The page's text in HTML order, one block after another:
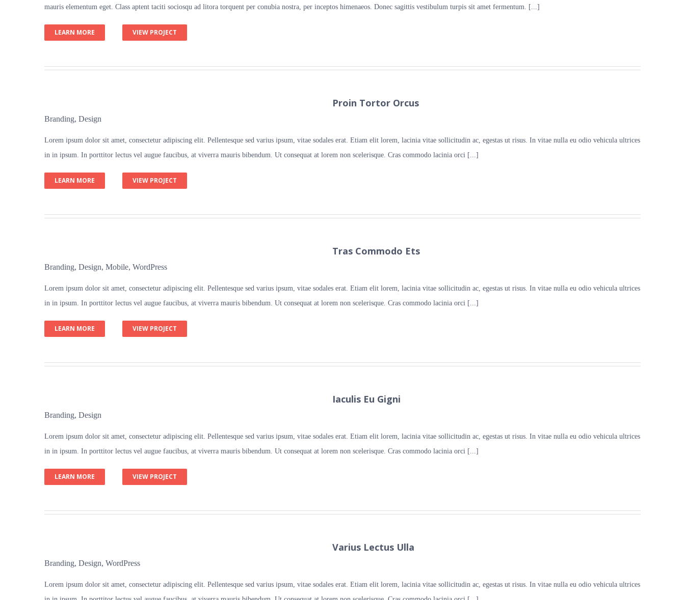
mauris elementum eget. Class aptent taciti sociosqu ad litora torquent per conubia nostra, per inceptos himenaeos. Donec sagittis vestibulum turpis sit amet fermentum. [...]
LEARN MORE VIEW PROJECT
Proin Tortor Orcus
Branding, Design
Lorem ipsum dolor sit amet, consectetur adipiscing elit. Pellentesque sed varius ipsum, vitae sodales erat. Etiam elit lorem, lacinia vitae sollicitudin ac, egestas ut risus. In vitae nulla eu odio vehicula ultrices
in in ipsum. In porttitor lectus vel augue faucibus, at viverra mauris bibendum. Ut consequat at lorem non scelerisque. Cras commodo lacinia orci [...]
LEARN MORE VIEW PROJECT
Tras Commodo Ets
Branding, Design, Mobile, WordPress
Lorem ipsum dolor sit amet, consectetur adipiscing elit. Pellentesque sed varius ipsum, vitae sodales erat. Etiam elit lorem, lacinia vitae sollicitudin ac, egestas ut risus. In vitae nulla eu odio vehicula ultrices
in in ipsum. In porttitor lectus vel augue faucibus, at viverra mauris bibendum. Ut consequat at lorem non scelerisque. Cras commodo lacinia orci [...]
LEARN MORE VIEW PROJECT
Iaculis Eu Gigni
Branding, Design
Lorem ipsum dolor sit amet, consectetur adipiscing elit. Pellentesque sed varius ipsum, vitae sodales erat. Etiam elit lorem, lacinia vitae sollicitudin ac, egestas ut risus. In vitae nulla eu odio vehicula ultrices
in in ipsum. In porttitor lectus vel augue faucibus, at viverra mauris bibendum. Ut consequat at lorem non scelerisque. Cras commodo lacinia orci [...]
LEARN MORE VIEW PROJECT
Varius Lectus Ulla
Branding, Design, WordPress
Lorem ipsum dolor sit amet, consectetur adipiscing elit. Pellentesque sed varius ipsum, vitae sodales erat. Etiam elit lorem, lacinia vitae sollicitudin ac, egestas ut risus. In vitae nulla eu odio vehicula ultrices